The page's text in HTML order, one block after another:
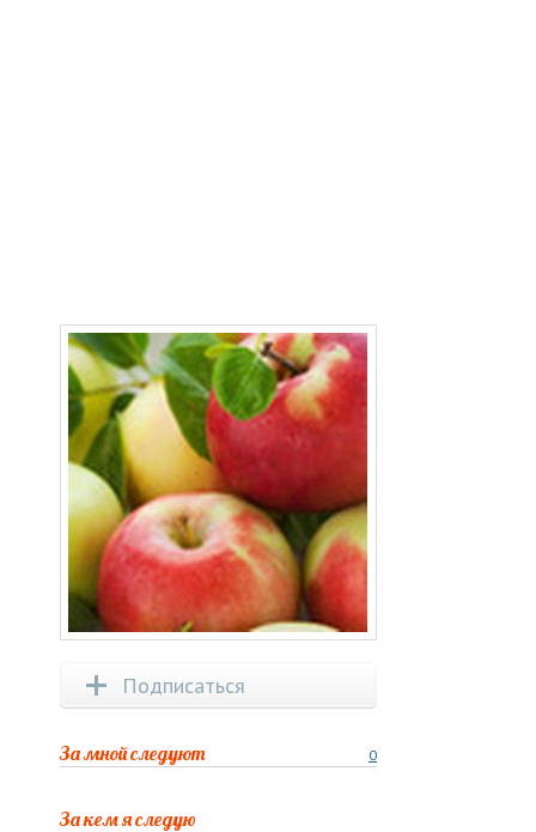
Подписаться
0
За мной следуют
За кем я следую